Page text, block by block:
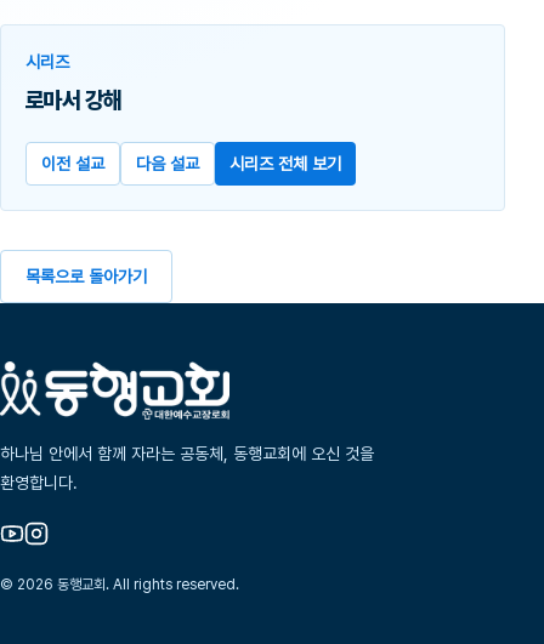
시리즈
로마서 강해
이전 설교 다음 설교 시리즈 전체 보기
목록으로 돌아가기
하나님 안에서 함께 자라는 공동체, 동행교회에 오신 것을
환영합니다.
© 2026 동행교회. All rights reserved.